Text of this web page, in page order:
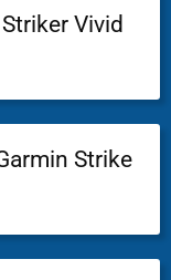
Vivid
Strike